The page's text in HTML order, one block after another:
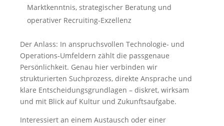
Marktkenntnis, strategischer Beratung und
operativer Recruiting-Exzellenz
Der Anlass: In anspruchsvollen Technologie- und
Operations-Umfeldern zählt die passgenaue
Persönlichkeit. Genau hier verbinden wir
strukturierten Suchprozess, direkte Ansprache und
klare Entscheidungsgrundlagen – diskret, wirksam
und mit Blick auf Kultur und Zukunftsaufgabe.
Interessiert an einem Austausch oder einer